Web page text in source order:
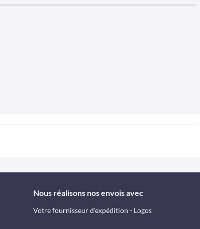
Nous réalisons nos envois avec
Votre fournisseur d'expédition - Logos